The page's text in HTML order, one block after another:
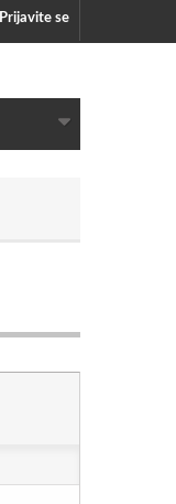
Prijavite se